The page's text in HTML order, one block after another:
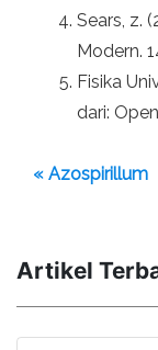
Sears, z.
Modern.
Fisika
dari:
« Azospirillum
Artikel